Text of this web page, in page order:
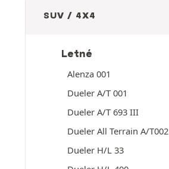
SUV / 4X4
Letné
Alenza 001
Dueler A/T 001
Dueler A/T 693 III
Dueler All Terrain A/T002
Dueler H/L 33